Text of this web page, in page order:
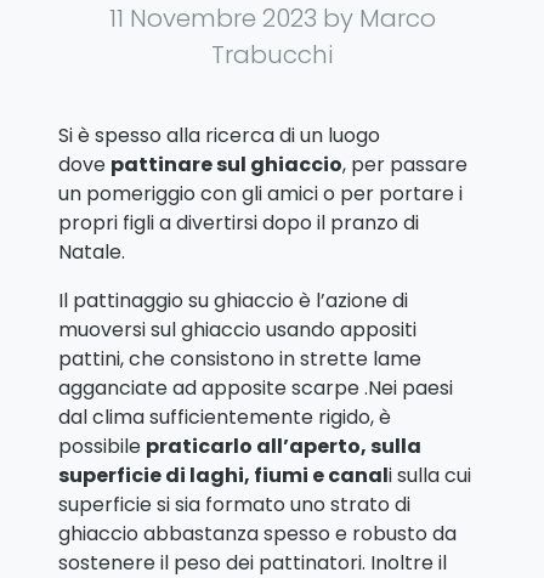
11 Novembre 2023 by Marco
Trabucchi
Si è spesso alla ricerca di un luogo
dove pattinare sul ghiaccio, per passare
un pomeriggio con gli amici o per portare i
propri figli a divertirsi dopo il pranzo di
Natale.
Il pattinaggio su ghiaccio è l’azione di
muoversi sul ghiaccio usando appositi
pattini, che consistono in strette lame
agganciate ad apposite scarpe .Nei paesi
dal clima sufficientemente rigido, è
possibile praticarlo all’aperto, sulla
superficie di laghi, fiumi e canali sulla cui
superficie si sia formato uno strato di
ghiaccio abbastanza spesso e robusto da
sostenere il peso dei pattinatori. Inoltre il